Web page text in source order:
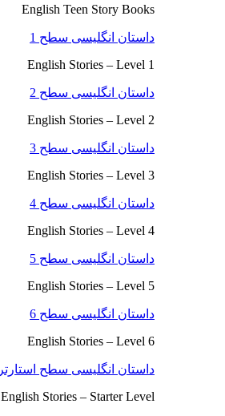
English Teen Story Books
داستان انگلیسی سطح 1
English Stories – Level 1
داستان انگلیسی سطح 2
English Stories – Level 2
داستان انگلیسی سطح 3
English Stories – Level 3
داستان انگلیسی سطح 4
English Stories – Level 4
داستان انگلیسی سطح 5
English Stories – Level 5
داستان انگلیسی سطح 6
English Stories – Level 6
داستان انگلیسی سطح استارتر
English Stories – Starter Level